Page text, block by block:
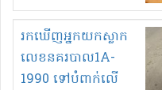
ឆ្នាំ២០៣០
រកឃើញអ្នកយកស្លាក
លេខនគរបាល1A-
1990 ទៅបំពាក់លើ